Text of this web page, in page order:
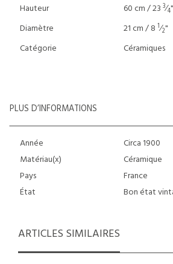
Hauteur
60 cm / 23 3⁄4"
Diamètre
21 cm / 8 1⁄2"
Catégorie
Céramiques
PLUS D’INFORMATIONS
Année
Circa 1900
Matériau(x)
Céramique
Pays
France
État
Bon état
ARTICLES SIMILAIRES